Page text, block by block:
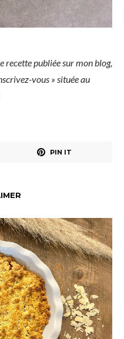
recette publiée sur mon blog,
vous » située au
PIN IT